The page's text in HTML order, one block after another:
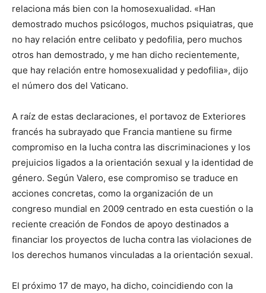
relaciona más bien con la homosexualidad. «Han
demostrado muchos psicólogos, muchos psiquiatras, que
no hay relación entre celibato y pedofilia, pero muchos
otros han demostrado, y me han dicho recientemente,
que hay relación entre homosexualidad y pedofilia», dijo
el número dos del Vaticano.
A raíz de estas declaraciones, el portavoz de Exteriores
francés ha subrayado que Francia mantiene su firme
compromiso en la lucha contra las discriminaciones y los
prejuicios ligados a la orientación sexual y la identidad de
género. Según Valero, ese compromiso se traduce en
acciones concretas, como la organización de un
congreso mundial en 2009 centrado en esta cuestión o la
reciente creación de Fondos de apoyo destinados a
financiar los proyectos de lucha contra las violaciones de
los derechos humanos vinculadas a la orientación sexual.
El próximo 17 de mayo, ha dicho, coincidiendo con la